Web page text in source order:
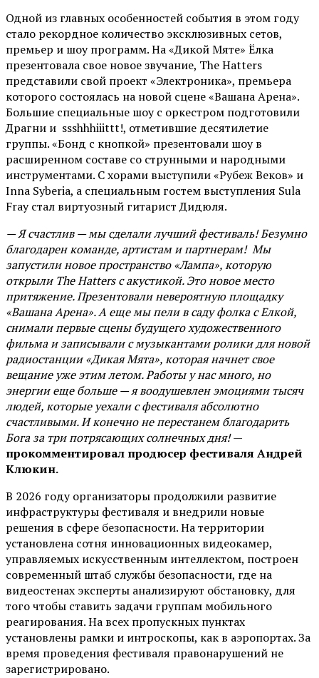
Одной из главных особенностей события в этом году
стало рекордное количество эксклюзивных сетов,
премьер и шоу программ. На «Дикой Мяте» Ёлка
презентовала свое новое звучание, The Hatters
представили свой проект «Электроника», премьера
которого состоялась на новой сцене «Вашана Арена».
Большие специальные шоу с оркестром подготовили
Драгни и ssshhhiiittt!, отметившие десятилетие
группы. «Бонд с кнопкой» презентовали шоу в
расширенном составе со струнными и народными
инструментами. С хорами выступили «Рубеж Веков» и
Inna Syberia, а специальным гостем выступления Sula
Fray стал виртуозный гитарист Дидюля.
— Я счастлив — мы сделали лучший фестиваль! Безумно
благодарен команде, артистам и партнерам! Мы
запустили новое пространство «Лампа», которую
открыли The Hatters с акустикой. Это новое место
притяжение. Презентовали невероятную площадку
«Вашана Арена». А еще мы пели в саду фолка с Елкой,
снимали первые сцены будущего художественного
фильма и записывали с музыкантами ролики для новой
радиостанции «Дикая Мята», которая начнет свое
вещание уже этим летом. Работы у нас много, но
энергии еще больше — я воодушевлен эмоциями тысяч
людей, которые уехали с фестиваля абсолютно
счастливыми. И конечно не перестанем благодарить
Бога за три потрясающих солнечных дня!—
прокомментировал продюсер фестиваля Андрей
Клюкин.
В 2026 году организаторы продолжили развитие
инфраструктуры фестиваля и внедрили новые
решения в сфере безопасности. На территории
установлена сотня инновационных видеокамер,
управляемых искусственным интеллектом, построен
современный штаб службы безопасности, где на
видеостенах эксперты анализируют обстановку, для
того чтобы ставить задачи группам мобильного
реагирования. На всех пропускных пунктах
установлены рамки и интроскопы, как в аэропортах. За
время проведения фестиваля правонарушений не
зарегистрировано.